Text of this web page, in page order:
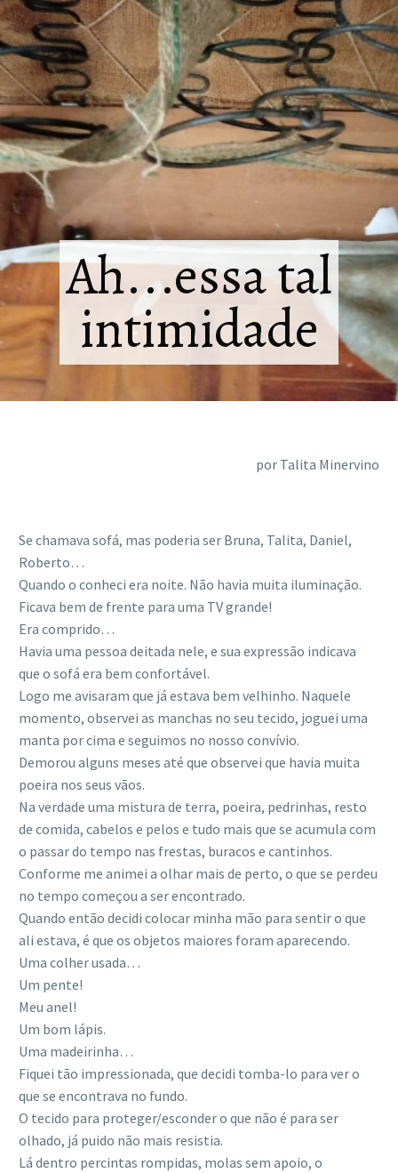
Ah...essa tal
intimidade
por Talita Minervino
Se chamava sofá, mas poderia ser Bruna, Talita, Daniel,
Roberto…
Quando o conheci era noite. Não havia muita iluminação.
Ficava bem de frente para uma TV grande!
Era comprido…
Havia uma pessoa deitada nele, e sua expressão indicava
que o sofá era bem confortável.
Logo me avisaram que já estava bem velhinho. Naquele
momento, observei as manchas no seu tecido, joguei uma
manta por cima e seguimos no nosso convívio.
Demorou alguns meses até que observei que havia muita
poeira nos seus vãos.
Na verdade uma mistura de terra, poeira, pedrinhas, resto
de comida, cabelos e pelos e tudo mais que se acumula com
o passar do tempo nas frestas, buracos e cantinhos.
Conforme me animei a olhar mais de perto, o que se perdeu
no tempo começou a ser encontrado.
Quando então decidi colocar minha mão para sentir o que
ali estava, é que os objetos maiores foram aparecendo.
Uma colher usada…
Um pente!
Meu anel!
Um bom lápis.
Uma madeirinha…
Fiquei tão impressionada, que decidi tomba-lo para ver o
que se encontrava no fundo.
O tecido para proteger/esconder o que não é para ser
olhado, já puido não mais resistia.
Lá dentro percintas rompidas, molas sem apoio, o